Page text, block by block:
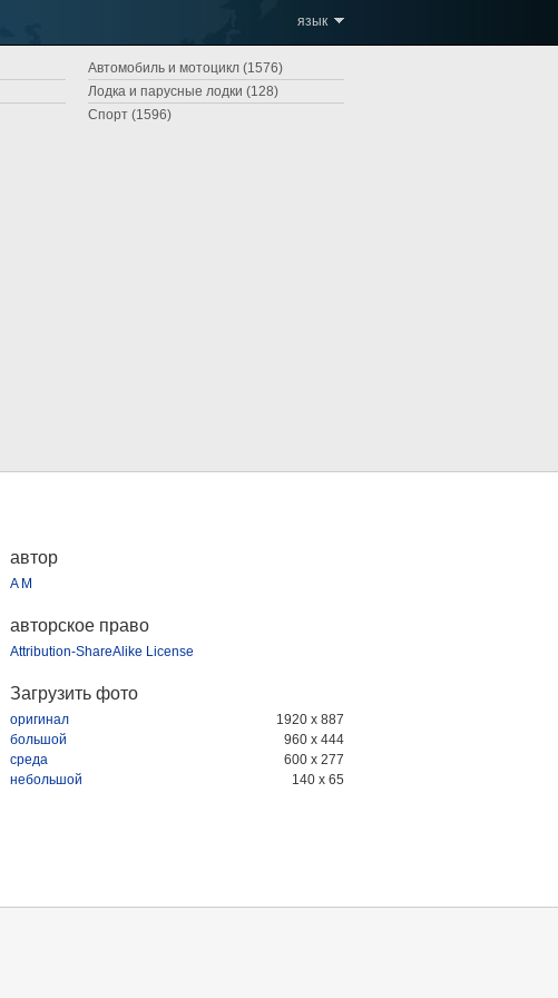
язык
Автомобиль и мотоцикл (1576)
Лодка и парусные лодки (128)
Спорт (1596)
автор
A M
авторское право
Attribution-ShareAlike License
Загрузить фото
оригинал
1920 x 887
большой
960 x 444
среда
600 x 277
небольшой
140 x 65